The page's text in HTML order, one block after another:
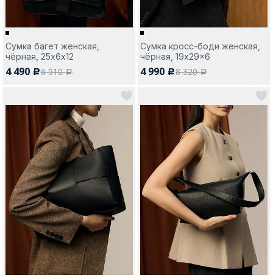
Сумка багет женская,
чёрная, 25х6х12
4 490 c6 910a
Сумка кросс-боди женская,
чёрная, 19x29x6
4 990 c8 320a